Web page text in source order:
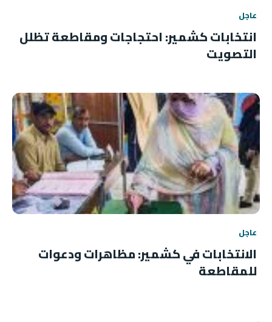
عاجل
انتخابات كشمير: احتجاجات ومقاطعة تظلل
التصويت
عاجل
الانتخابات في كشمير: مظاهرات ودعوات
للمقاطعة